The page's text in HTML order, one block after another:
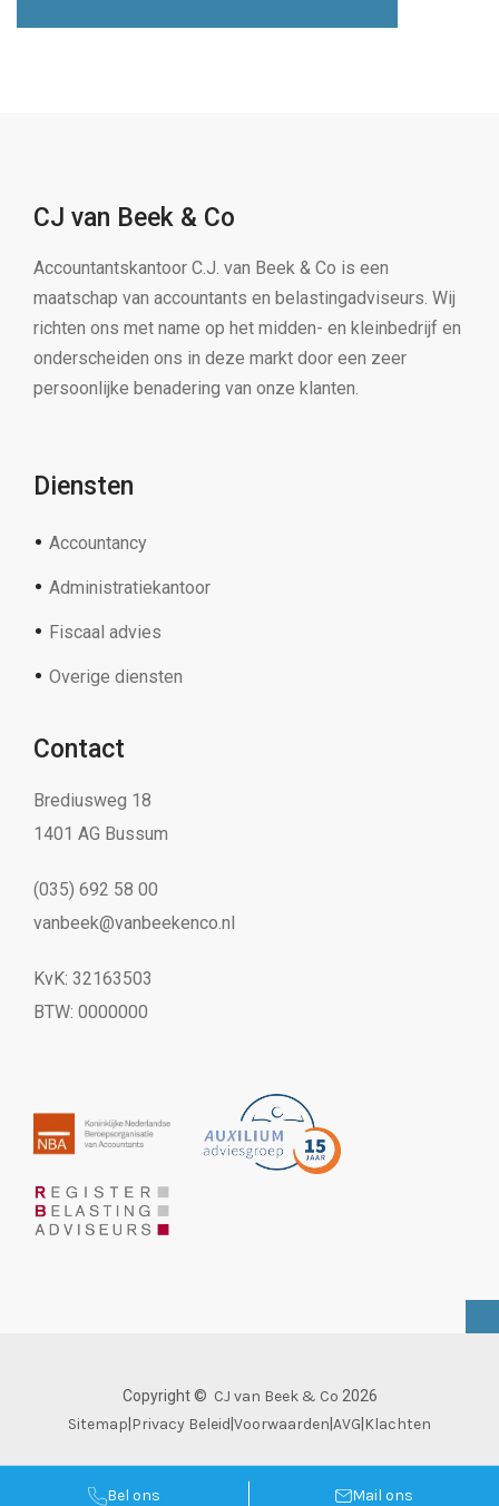
CJ van Beek & Co
Accountantskantoor C.J. van Beek & Co is een
maatschap van accountants en belastingadviseurs. Wij
richten ons met name op het midden- en kleinbedrijf en
onderscheiden ons in deze markt door een zeer
persoonlijke benadering van onze klanten.
Diensten
Accountancy
Administratiekantoor
Fiscaal advies
Overige diensten
Contact
Brediusweg 18
1401 AG Bussum
(035) 692 58 00
vanbeek@vanbeekenco.nl
KvK: 32163503
BTW: 0000000
Copyright © CJ van Beek & Co 2026
Sitemap Privacy Beleid Voorwaarden AVG Klachten
Bel ons Mail ons